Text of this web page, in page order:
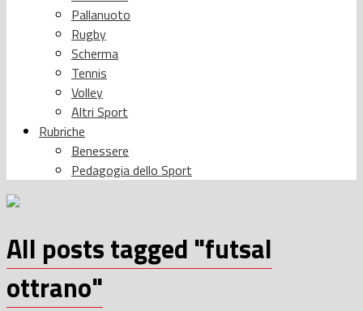
Pallanuoto
Rugby
Scherma
Tennis
Volley
Altri Sport
Rubriche
Benessere
Pedagogia dello Sport
All posts tagged "futsal
ottrano"